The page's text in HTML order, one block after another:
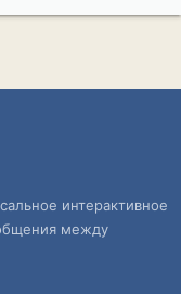
интерактивное
между